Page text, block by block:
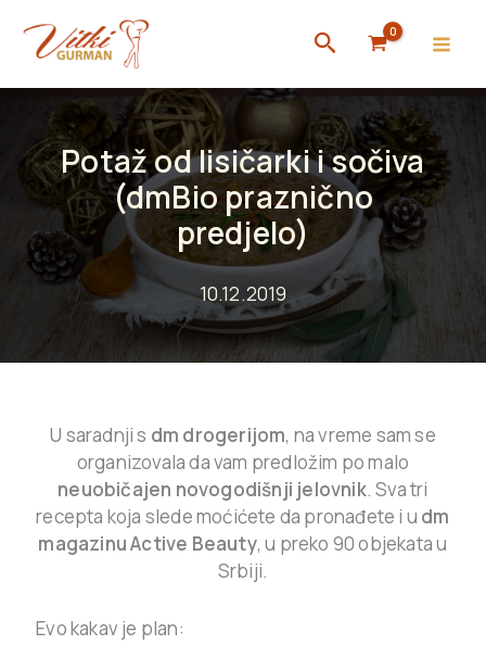
content
Search
Potaž od lisičarki i sočiva
(dmBio praznično
predjelo)
10.12.2019
U saradnji s dm drogerijom, na vreme sam se
organizovala da vam predložim po malo
neuobičajen novogodišnji jelovnik. Sva tri
recepta koja slede moćićete da pronađete i u dm
magazinu Active Beauty, u preko 90 objekata u
Srbiji.
Evo kakav je plan: